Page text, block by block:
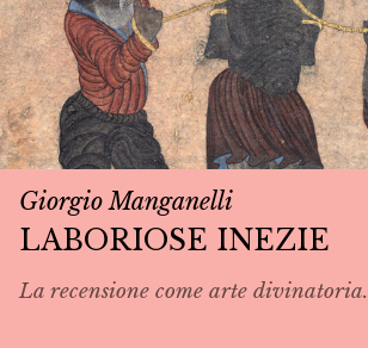
Giorgio Manganelli
LABORIOSE INEZIE
La recensione come arte divinatoria.